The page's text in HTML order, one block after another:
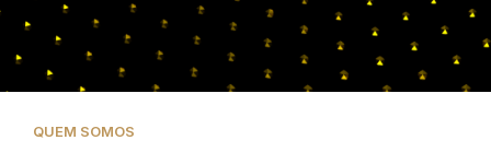
QUEM SOMOS